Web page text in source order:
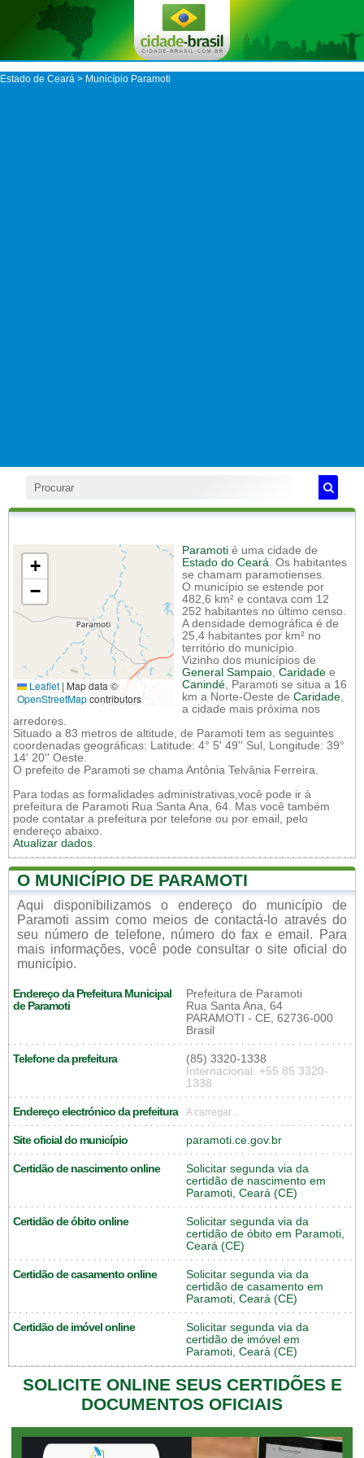
Estado de Ceará > Município Paramoti
+
−
Leaflet | Map data ©
OpenStreetMapcontributors
Paramoti é uma cidade de
Estado do Ceará. Os habitantes
se chamam paramotienses.
O município se estende por
482,6 km² e contava com 12
252 habitantes no último censo.
A densidade demográfica é de
25,4 habitantes por km² no
território do município.
Vizinho dos municípios de
General Sampaio, Caridade e
Canindé, Paramoti se situa a 16
km a Norte-Oeste de Caridade,
a cidade mais próxima nos
arredores.
Situado a 83 metros de altitude, de Paramoti tem as seguintes
coordenadas geográficas: Latitude: 4° 5' 49'' Sul, Longitude: 39°
14' 20'' Oeste.
O prefeito de Paramoti se chama Antônia Telvânia Ferreira.
Para todas as formalidades administrativas,você pode ir à
prefeitura de Paramoti Rua Santa Ana, 64. Mas você também
pode contatar a prefeitura por telefone ou por email, pelo
endereço abaixo.
Atualizar dados.
O MUNICÍPIO DE PARAMOTI
Aqui disponibilizamos o endereço do município de
Paramoti assim como meios de contactá-lo através do
seu número de telefone, número do fax e email. Para
mais informações, você pode consultar o site oficial do
município.
Endereço da Prefeitura Municipal
de Paramoti
Prefeitura de Paramoti
Rua Santa Ana, 64
PARAMOTI - CE, 62736-000
Brasil
Telefone da prefeitura
(85) 3320-1338
Internacional: +55 85 3320-
1338
Endereço electrónico da prefeitura A carregar...
Site oficial do município paramoti.ce.gov.br
Certidão de nascimento online
Solicitar segunda via da
certidão de nascimento em
Paramoti, Ceará (CE)
Certidão de óbito online
Solicitar segunda via da
certidão de óbito em Paramoti,
Ceará (CE)
Certidão de casamento online
Solicitar segunda via da
certidão de casamento em
Paramoti, Ceará (CE)
Certidão de imóvel online
Solicitar segunda via da
certidão de imóvel em
Paramoti, Ceará (CE)
SOLICITE ONLINE SEUS CERTIDÕES E
DOCUMENTOS OFICIAIS